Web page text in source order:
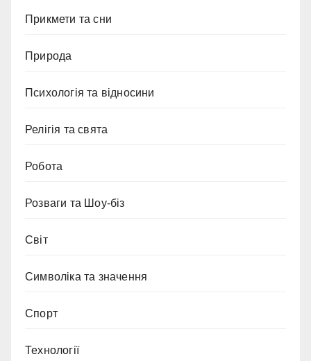
Прикмети та сни
Природа
Психологія та відносини
Релігія та свята
Робота
Розваги та Шоу-біз
Світ
Символіка та значення
Спорт
Технології